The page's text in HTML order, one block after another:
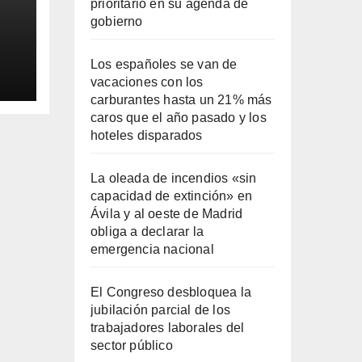
prioritario en su agenda de
gobierno
Los españoles se van de
vacaciones con los
carburantes hasta un 21% más
caros que el año pasado y los
hoteles disparados
La oleada de incendios «sin
capacidad de extinción» en
Ávila y al oeste de Madrid
obliga a declarar la
emergencia nacional
El Congreso desbloquea la
jubilación parcial de los
trabajadores laborales del
sector público